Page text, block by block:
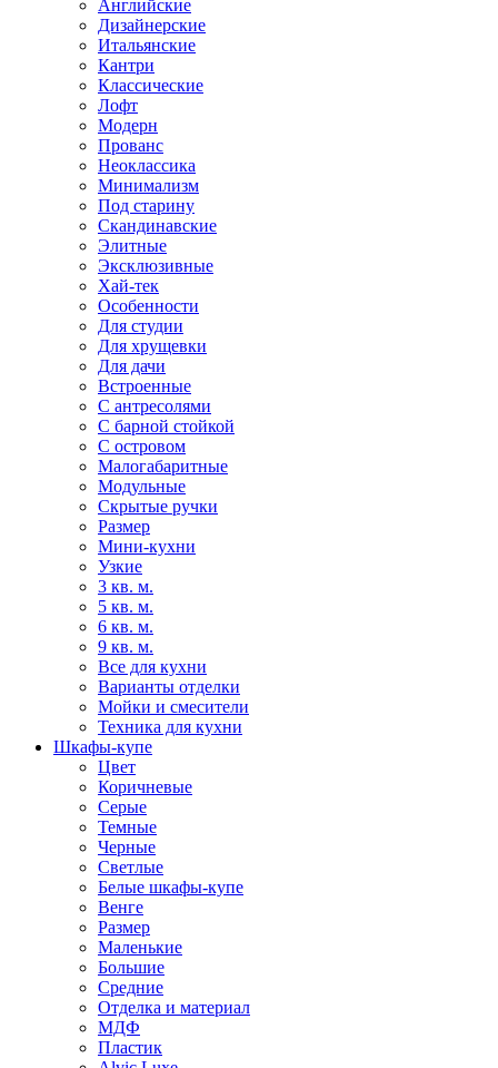
Английские
Дизайнерские
Итальянские
Кантри
Классические
Лофт
Модерн
Прованс
Неоклассика
Минимализм
Под старину
Скандинавские
Элитные
Эксклюзивные
Хай-тек
Особенности
Для студии
Для хрущевки
Для дачи
Встроенные
С антресолями
С барной стойкой
С островом
Малогабаритные
Модульные
Скрытые ручки
Размер
Мини-кухни
Узкие
3 кв. м.
5 кв. м.
6 кв. м.
9 кв. м.
Все для кухни
Варианты отделки
Мойки и смесители
Техника для кухни
Шкафы-купе
Цвет
Коричневые
Серые
Темные
Черные
Светлые
Белые шкафы-купе
Венге
Размер
Маленькие
Большие
Средние
Отделка и материал
МДФ
Пластик